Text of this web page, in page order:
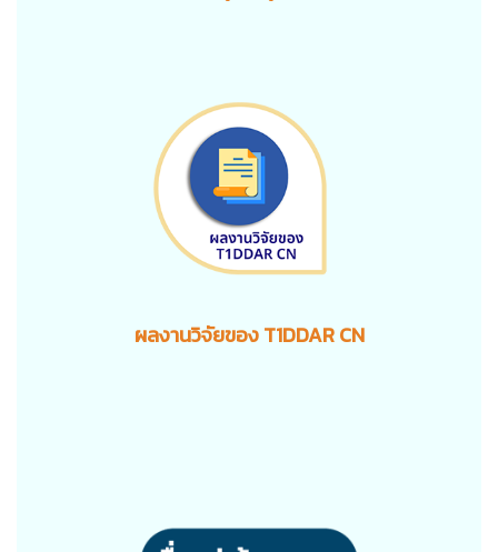
ผลงานวิจัยของ T1DDAR CN